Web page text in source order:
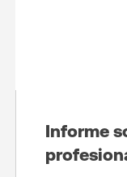
Informe